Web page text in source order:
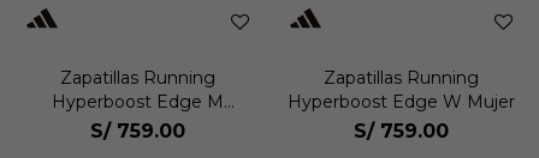
Zapatillas Running
Hyperboost Edge M
Hombre
S/ 759.00
Zapatillas Running
Hyperboost Edge W Mujer
S/ 759.00